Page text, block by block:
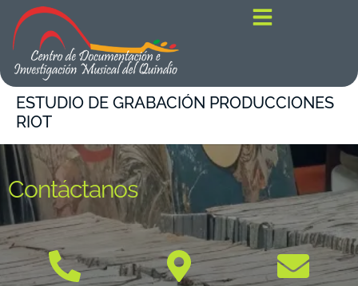
contenido
ESTUDIO DE GRABACIÓN PRODUCCIONES
RIOT
Contáctanos